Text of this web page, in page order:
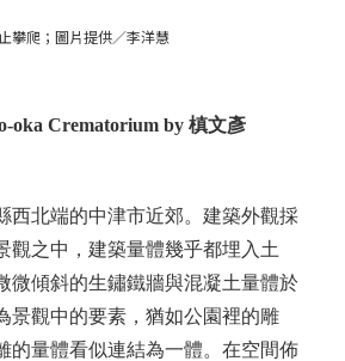
攀爬；圖片提供／李洋慧
oka Crematorium by 槙文彥
西北端的中津市近郊。建築外觀採
觀之中，建築量體幾乎都埋入土
微傾斜的生鏽鐵牆與混凝土量體於
景觀中的要素，猶如公園裡的雕
的量體看似連結為一體。在空間佈